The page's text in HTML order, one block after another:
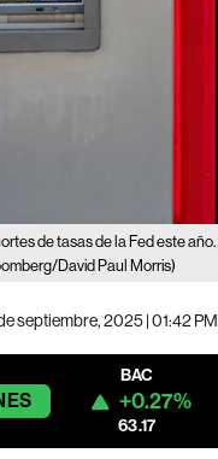
de tasas de la Fed este año.
David Paul Morris)
septiembre, 2025 | 01:42 PM
BAC
+0.27%
63.17